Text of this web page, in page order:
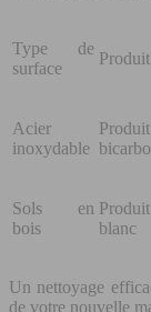
Type de
surface
Acier
inoxydable
Sols en
bois
blanc
Un nettoyage
de votre nouvelle